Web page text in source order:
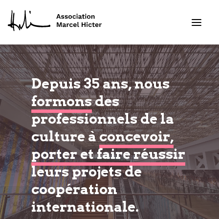
Formations
Services
Ressources
Projets
À propos
Contact
Depuis 35 ans, nous
formonsdes
professionnels de la
culture àconcevoir,
porter et faire réussir
leurs projets de
coopération
internationale.